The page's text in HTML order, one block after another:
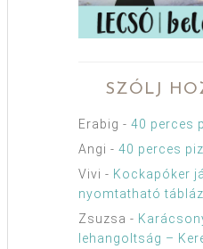
SZÓLJ
Erabig - 40 perces
Angi - 40 perces
Vivi - Kockapóker
nyomtatható
Zsuzsa -
lehangoltság –